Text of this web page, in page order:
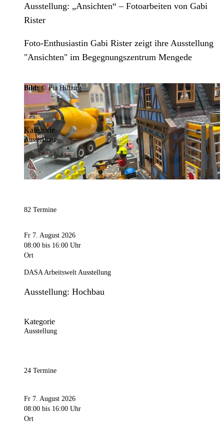
Ausstellung: „Ansichten“ – Fotoarbeiten von Gabi
Rister
Foto-Enthusiastin Gabi Rister zeigt ihre Ausstellung
"Ansichten" im Begegnungszentrum Mengede
Bild:© Pia Hilburg
Kategorie
Ausstellung
82 Termine
Fr 7. August 2026
08:00 bis 16:00 Uhr
Ort
DASA Arbeitswelt Ausstellung
Ausstellung: Hochbau
Kategorie
Ausstellung
24 Termine
Fr 7. August 2026
08:00 bis 16:00 Uhr
Ort